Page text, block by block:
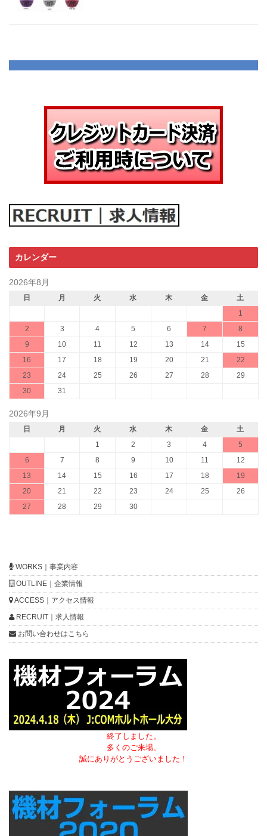
カレンダー
2026年8月
日 月 火 水 木 金
土
1
2
3 4 5 6 7
8
9
10 11 12 13 14
15
16
17 18 19 20 21
22
23
24 25 26 27 28
29
30
31
2026年9月
日 月 火 水 木 金
土
1
2 3 4
5
6
7 8 9 10 11
12
13
14 15 16 17 18
19
20
21 22 23 24 25
26
27
28 29 30
WORKS｜事業内容
OUTLINE｜企業情報
ACCESS｜アクセス情報
RECRUIT｜求人情報
お問い合わせはこちら
終了しました。
多くのご来場、
誠にありがとうございました！